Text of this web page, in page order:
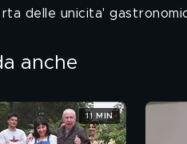
delle unicita'
anche
11 MIN